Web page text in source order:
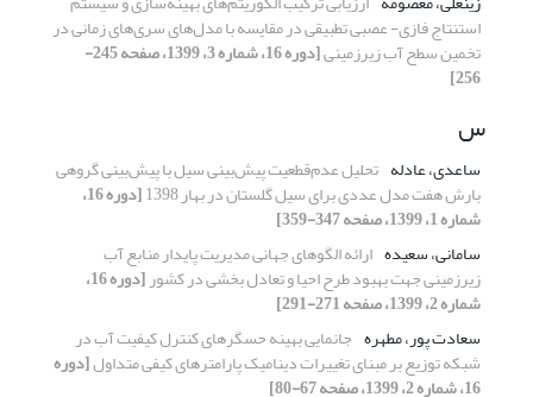
استنتاج فازی- عصبی تطبیقی در مقایسه با مدل‌های سری‌های زمانی در
تخمین سطح آب زیرزمینی [دوره 16، شماره 3، 1399، صفحه 245-
256]
س
ساعدی، عادله تحلیل عدم‌قطعیت پیش‌بینی سیل با پیش‌بینی گروهی
بارش هفت مدل عددی برای سیل گلستان در بهار 1398 [دوره 16،
شماره 1، 1399، صفحه 347-359]
سامانی، سعیده ارائه الگوهای جهانی مدیریت پایدار منابع آب
زیرزمینی جهت بهبود طرح احیا و تعادل بخشی در کشور [دوره 16،
شماره 2، 1399، صفحه 271-291]
سعادت پور، مطهره جانمایی بهینه حسگرهای کنترل کیفیت آب در
شبکه توزیع بر مبنای تغییرات دینامیک پارامترهای کیفی متداول[دوره
16، شماره 2، 1399، صفحه 67-80]